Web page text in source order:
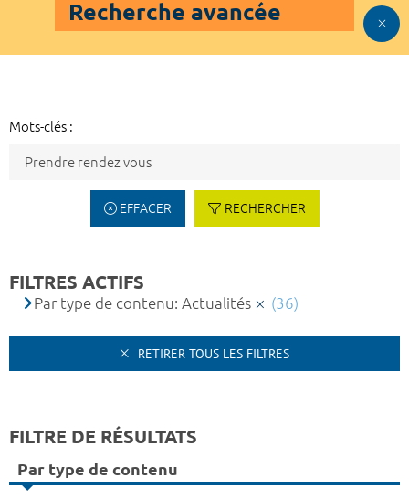
Recherche avancée
Mots-clés :
EFFACER RECHERCHER
FILTRES ACTIFS
Par type de contenu: Actualités (36)
RETIRER TOUS LES FILTRES
FILTRE DE RÉSULTATS
Par type de contenu